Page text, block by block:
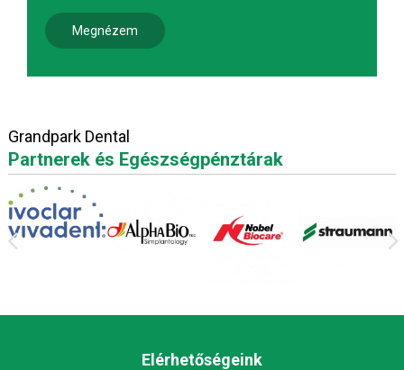
Megnézem
Grandpark Dental
Partnerek és Egészségpénztárak
Elérhetőségeink